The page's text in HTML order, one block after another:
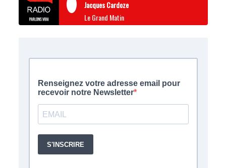
Jacques Cardoze
Le Grand Matin